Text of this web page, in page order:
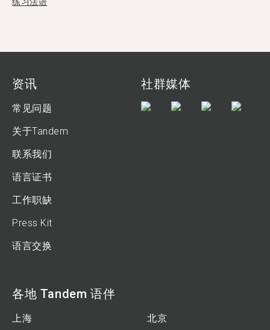
资讯
常见问题
关于Tandem
联系我们
语言证书
工作职缺
Press Kit
语言交换
社群媒体
各地 Tandem 语伴
上海
北京